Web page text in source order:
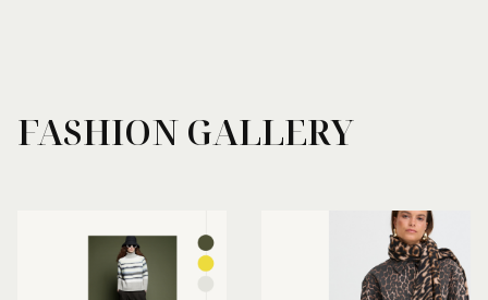
FASHION GALLERY